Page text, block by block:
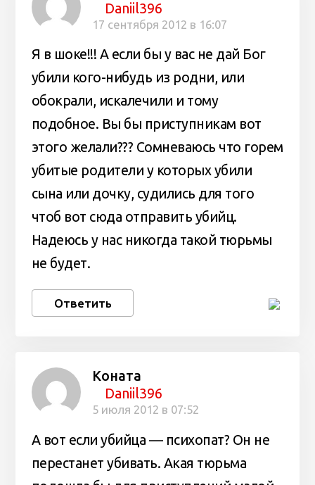
Daniil396
17 сентября 2012 в 16:07
Я в шоке!!! А если бы у вас не дай Бог
убили кого-нибудь из родни, или
обокрали, искалечили и тому
подобное. Вы бы приступникам вот
этого желали??? Сомневаюсь что горем
убитые родители у которых убили
сына или дочку, судились для того
чтоб вот сюда отправить убийц.
Надеюсь у нас никогда такой тюрьмы
не будет.
Ответить
Коната
Daniil396
5 июля 2012 в 07:52
А вот если убийца — психопат? Он не
перестанет убивать. Акая тюрьма